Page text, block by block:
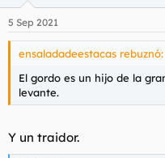
e
s
5 Sep 2021
ensaladadeestacas rebuznó:
El gordo es un hijo de la
levante.
Y un traidor.